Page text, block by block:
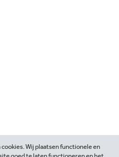
Wij plaatsen functionele en